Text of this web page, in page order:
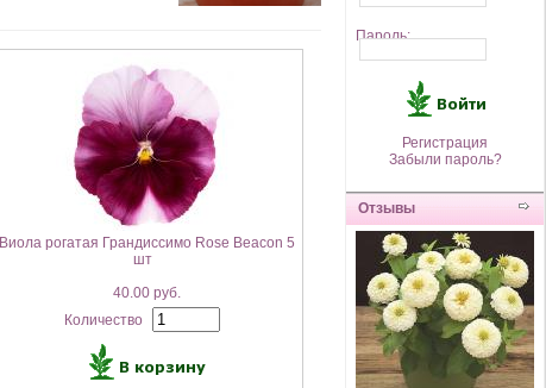
Виола рогатая Грандиссимо Rose Beacon 5
шт
40.00 руб.
Количество
Пароль:
Регистрация
Забыли пароль?
Отзывы